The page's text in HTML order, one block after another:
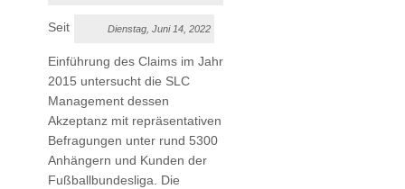
Dienstag, Juni 14, 2022
Seit
Einführung des Claims im Jahr
2015 untersucht die SLC
Management dessen
Akzeptanz mit repräsentativen
Befragungen unter rund 5300
Anhängern und Kunden der
Fußballbundesliga. Die